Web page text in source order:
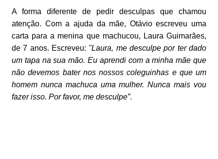
A forma diferente de pedir desculpas que chamou
atenção. Com a ajuda da mãe, Otávio escreveu uma
carta para a menina que machucou, Laura Guimarães,
de 7 anos. Escreveu: "Laura, me desculpe por ter dado
um tapa na sua mão. Eu aprendi com a minha mãe que
não devemos bater nos nossos coleguinhas e que um
homem nunca machuca uma mulher. Nunca mais vou
fazer isso. Por favor, me desculpe”.